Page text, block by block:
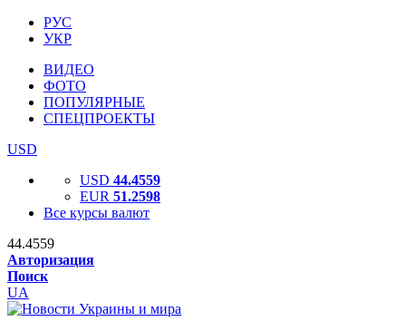
РУС
УКР
ВИДЕО
ФОТО
ПОПУЛЯРНЫЕ
СПЕЦПРОЕКТЫ
USD
USD 44.4559
EUR 51.2598
Все курсы валют
44.4559
Авторизация
Поиск
UA